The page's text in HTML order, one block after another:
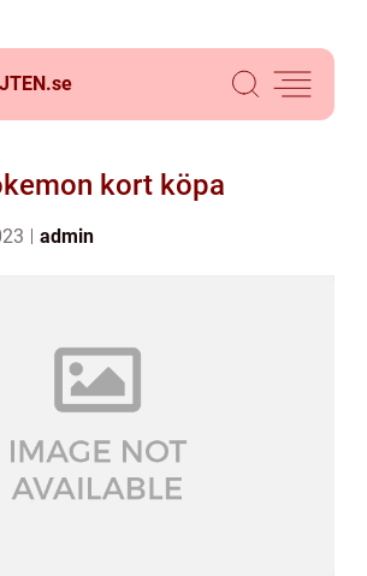
se
kort köpa
admin